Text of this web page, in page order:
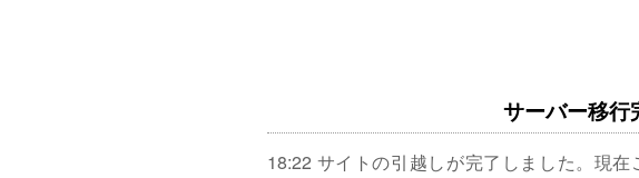
サーバー移
18:22 サイトの引越しが完了しました。現在